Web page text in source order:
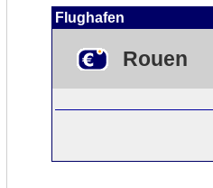
Flughafen
Rouen